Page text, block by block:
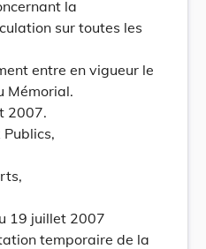
la
sur toutes les
entre en vigueur le
Mémorial.
2007.
19 juillet 2007
temporaire de la